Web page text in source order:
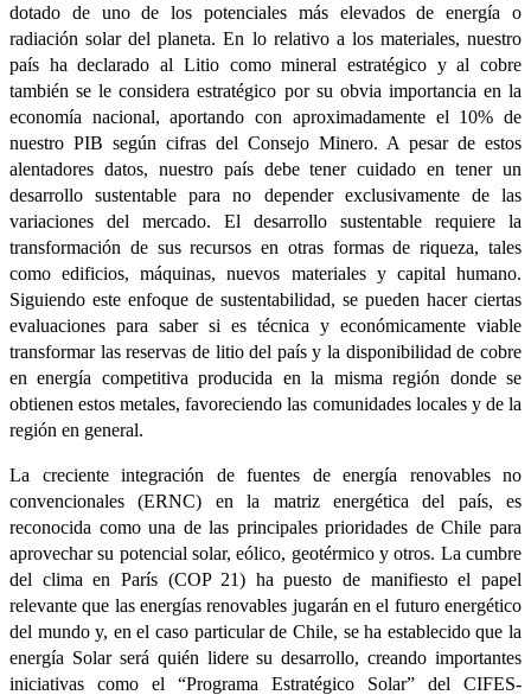
dotado de uno de los potenciales más elevados de energía o
radiación solar del planeta. En lo relativo a los materiales, nuestro
país ha declarado al Litio como mineral estratégico y al cobre
también se le considera estratégico por su obvia importancia en la
economía nacional, aportando con aproximadamente el 10% de
nuestro PIB según cifras del Consejo Minero. A pesar de estos
alentadores datos, nuestro país debe tener cuidado en tener un
desarrollo sustentable para no depender exclusivamente de las
variaciones del mercado. El desarrollo sustentable requiere la
transformación de sus recursos en otras formas de riqueza, tales
como edificios, máquinas, nuevos materiales y capital humano.
Siguiendo este enfoque de sustentabilidad, se pueden hacer ciertas
evaluaciones para saber si es técnica y económicamente viable
transformar las reservas de litio del país y la disponibilidad de cobre
en energía competitiva producida en la misma región donde se
obtienen estos metales, favoreciendo las comunidades locales y de la
región en general.
La creciente integración de fuentes de energía renovables no
convencionales (ERNC) en la matriz energética del país, es
reconocida como una de las principales prioridades de Chile para
aprovechar su potencial solar, eólico, geotérmico y otros. La cumbre
del clima en París (COP 21) ha puesto de manifiesto el papel
relevante que las energías renovables jugarán en el futuro energético
del mundo y, en el caso particular de Chile, se ha establecido que la
energía Solar será quién lidere su desarrollo, creando importantes
iniciativas como el “Programa Estratégico Solar” del CIFES-